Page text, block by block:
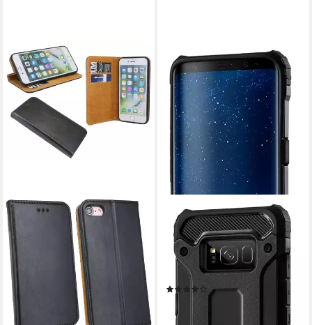
COFI1453
Handyhülle Handyhülle
Outdoor Handy Hülle Panzer
"HYBRID ARMOR", Hülle
Case Cover Schutzhülle
Bumper
(13)
ab 9,98 €
lieferbar - in 4-5 Werktagen bei dir